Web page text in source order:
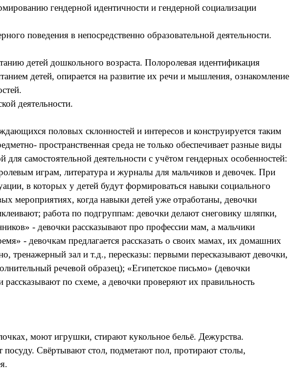
гендерной идентичности и гендерной социализации
поведения в непосредственно образовательной деятельности.
детей дошкольного возраста. Полоролевая идентификация
детей, опирается на развитие их речи и мышления, ознакомление
деятельности.
половых склонностей и интересов и конструируется таким
пространственная среда не только обеспечивает разные виды
самостоятельной деятельности с учётом гендерных особенностей:
играм, литература и журналы для мальчиков и девочек. При
в которых у детей будут формироваться навыки социального
мероприятиях, когда навыки детей уже отработаны, девочки
работа по подгруппам: девочки делают снеговику шляпки,
- девочки рассказывают про профессии мам, а мальчики
- девочкам предлагается рассказать о своих мамах, их домашних
тренажерный зал и т.д., пересказы: первыми пересказывают девочки,
речевой образец); «Египетское письмо» (девочки
рассказывают по схеме, а девочки проверяют их правильность
моют игрушки, стирают кукольное бельё. Дежурства.
Свёртывают стол, подметают пол, протирают столы,